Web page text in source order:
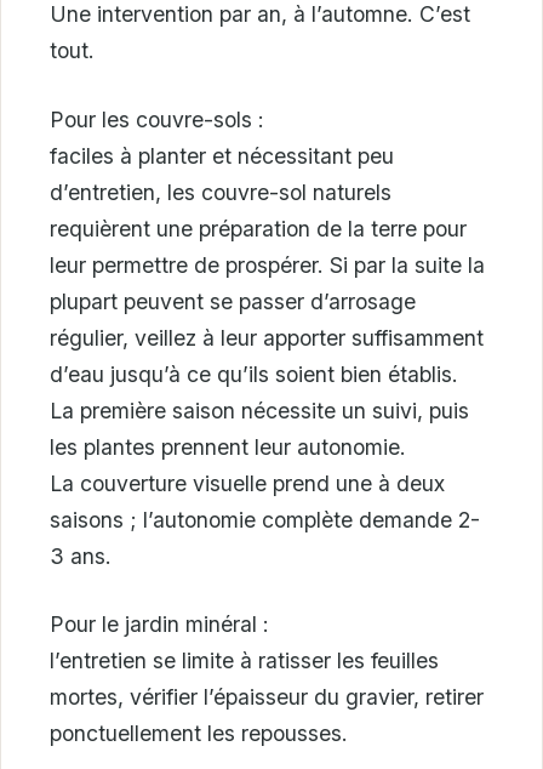
Une intervention par an, à l’automne. C’est
tout.
Pour les couvre-sols :
faciles à planter et nécessitant peu
d’entretien, les couvre-sol naturels
requièrent une préparation de la terre pour
leur permettre de prospérer. Si par la suite la
plupart peuvent se passer d’arrosage
régulier, veillez à leur apporter suffisamment
d’eau jusqu’à ce qu’ils soient bien établis.
La première saison nécessite un suivi, puis
les plantes prennent leur autonomie.
La couverture visuelle prend une à deux
saisons ; l’autonomie complète demande 2-
3 ans.
Pour le jardin minéral :
l’entretien se limite à ratisser les feuilles
mortes, vérifier l’épaisseur du gravier, retirer
ponctuellement les repousses.